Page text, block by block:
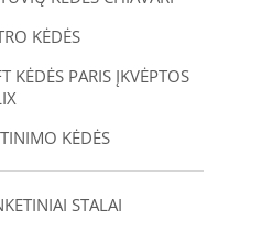
KĖDĖS
KĖDĖS PARIS ĮKVĖPTOS
KĖDĖS
STALAI